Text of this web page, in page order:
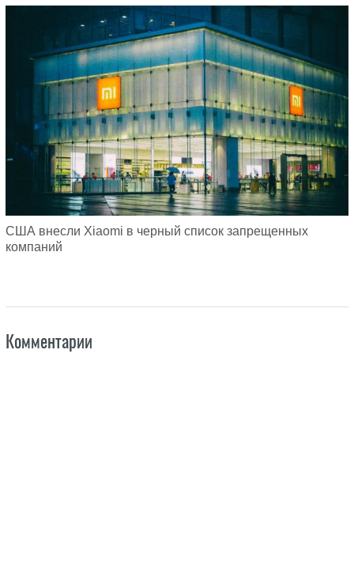
США внесли Xiaomi в черный список запрещенных
компаний
Комментарии